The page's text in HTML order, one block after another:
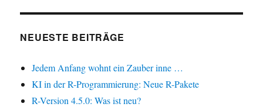
NEUESTE BEITRÄGE
Jedem Anfang wohnt ein Zauber inne …
KI in der R-Programmierung: Neue R-Pakete
R-Version 4.5.0: Was ist neu?